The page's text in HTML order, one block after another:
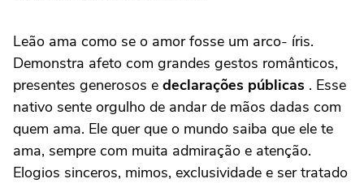
Leão ama como se o amor fosse um arco- íris.
Demonstra afeto com grandes gestos românticos,
presentes generosos e declarações públicas . Esse
nativo sente orgulho de andar de mãos dadas com
quem ama. Ele quer que o mundo saiba que ele te
ama, sempre com muita admiração e atenção.
Elogios sinceros, mimos, exclusividade e ser tratado